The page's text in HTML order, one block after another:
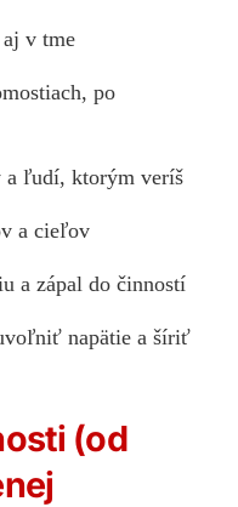
v tme
po
a ľudí, ktorým veríš
a cieľov
a zápal do činností
napätie a šíriť
(od